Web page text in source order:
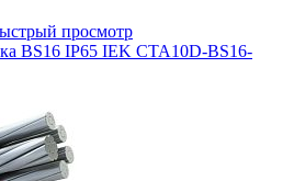
просмотр
BS16 IP65 IEK CTA10D-BS16-